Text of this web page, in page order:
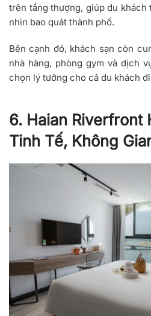
trên tầng thượng, giúp du khách
nhìn bao quát thành phố.
Bên cạnh đó, khách sạn còn
nhà hàng, phòng gym và dịch
chọn lý tưởng cho cả du khách
6. Haian Riverfront
Tinh Tế, Không